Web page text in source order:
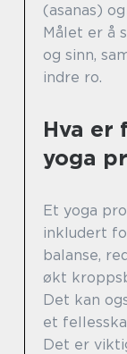
(asanas)
Målet er å
og sinn,
indre ro.
Hva er
yoga
Et yoga
inkludert
balanse,
økt
Det kan
et
Det er